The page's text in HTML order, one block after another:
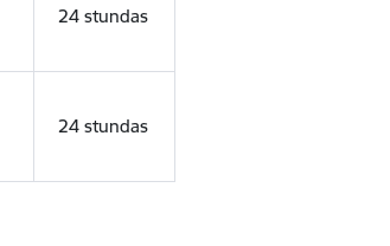
24 stundas
24 stundas